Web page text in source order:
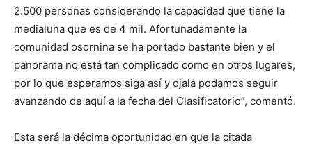
2.500 personas considerando la capacidad que tiene la
medialuna que es de 4 mil. Afortunadamente la
comunidad osornina se ha portado bastante bien y el
panorama no está tan complicado como en otros lugares,
por lo que esperamos siga así y ojalá podamos seguir
avanzando de aquí a la fecha del Clasificatorio”, comentó.
Esta será la décima oportunidad en que la citada